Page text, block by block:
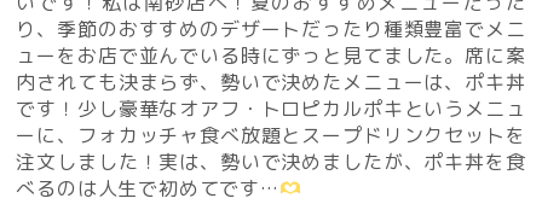
り、季節のおすすめのデザートだったり種類豊富でメニ
ューをお店で並んでいる時にずっと見てました。席に案
内されても決まらず、勢いで決めたメニューは、ポキ丼
です！少し豪華なオアフ・トロピカルポキというメニュ
ーに、フォカッチャ食べ放題とスープドリンクセットを
注文しました！実は、勢いで決めましたが、ポキ丼を食
べるのは人生で初めてです…